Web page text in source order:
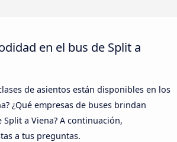
en el bus de Split a
de asientos están disponibles en los
¿Qué empresas de buses brindan
a Viena? A continuación,
a tus preguntas.